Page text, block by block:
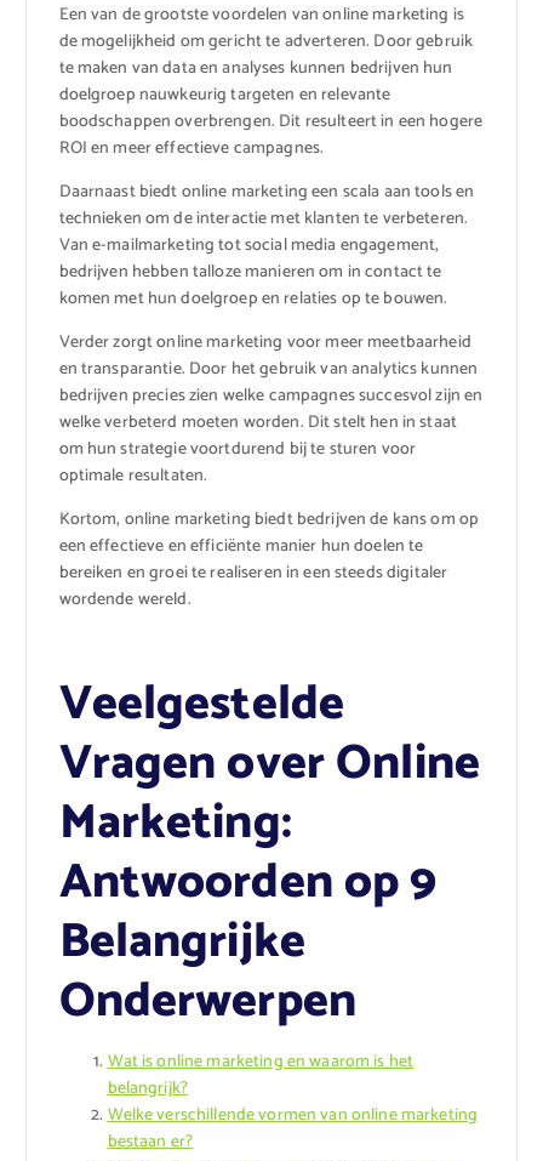
Een van de grootste voordelen van online marketing is
de mogelijkheid om gericht te adverteren. Door gebruik
te maken van data en analyses kunnen bedrijven hun
doelgroep nauwkeurig targeten en relevante
boodschappen overbrengen. Dit resulteert in een hogere
ROI en meer effectieve campagnes.
Daarnaast biedt online marketing een scala aan tools en
technieken om de interactie met klanten te verbeteren.
Van e-mailmarketing tot social media engagement,
bedrijven hebben talloze manieren om in contact te
komen met hun doelgroep en relaties op te bouwen.
Verder zorgt online marketing voor meer meetbaarheid
en transparantie. Door het gebruik van analytics kunnen
bedrijven precies zien welke campagnes succesvol zijn en
welke verbeterd moeten worden. Dit stelt hen in staat
om hun strategie voortdurend bij te sturen voor
optimale resultaten.
Kortom, online marketing biedt bedrijven de kans om op
een effectieve en efficiënte manier hun doelen te
bereiken en groei te realiseren in een steeds digitaler
wordende wereld.
Veelgestelde
Vragen over Online
Marketing:
Antwoorden op 9
Belangrijke
Onderwerpen
Wat is online marketing en waarom is het
belangrijk?
Welke verschillende vormen van online marketing
bestaan er?